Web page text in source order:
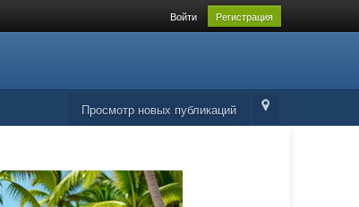
Войти Регистрация
Просмотр новых публикаций